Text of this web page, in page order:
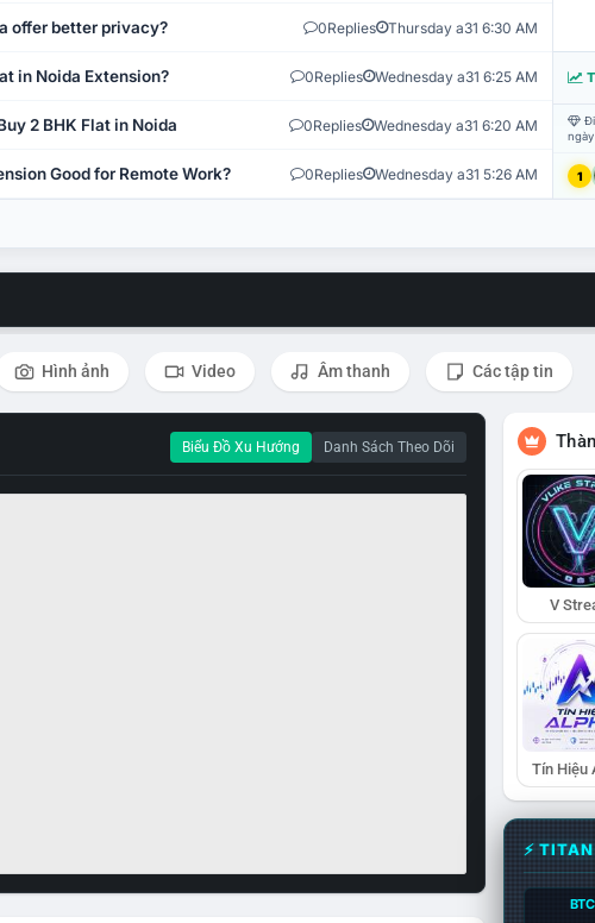
offer better privacy? 0Replies Thursday a31 6:30 AM
in Noida Extension? 0Replies Wednesday a31 6:25 AM
2 BHK Flat in Noida 0Replies Wednesday a31 6:20 AM
Good for Remote Work? 0Replies Wednesday a31 5:26 AM 1
Hình ảnh Video Âm thanh Các tập tin
Biểu Đồ Xu Hướng Danh Sách Theo Dõi
V
Tín Hiệu
⚡
BTC